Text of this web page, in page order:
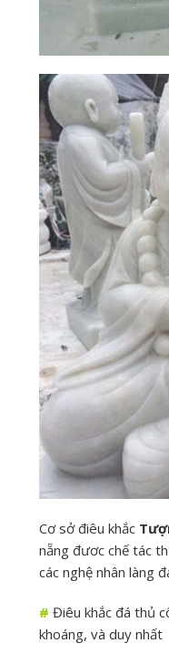
Cơ sở điêu khắc
nẵng đươc chế tác
các nghệ nhân làng
# Điêu khắc đá thủ
khoáng, và duy nhất